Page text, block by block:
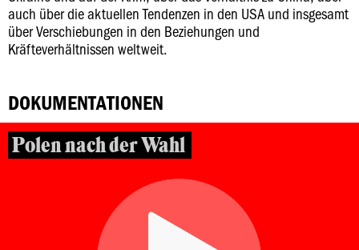
auch über die aktuellen Tendenzen in den USA und insgesamt
über Verschiebungen in den Beziehungen und
Kräfteverhältnissen weltweit.
DOKUMENTATIONEN
Polen nach der Wahl